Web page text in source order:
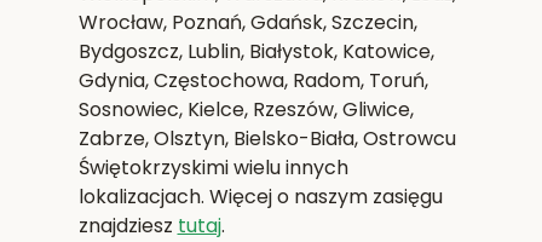
Wrocław, Poznań, Gdańsk, Szczecin,
Bydgoszcz, Lublin, Białystok, Katowice,
Gdynia, Częstochowa, Radom, Toruń,
Sosnowiec, Kielce, Rzeszów, Gliwice,
Zabrze, Olsztyn, Bielsko-Biała, Ostrowcu
Świętokrzyskimi wielu innych
lokalizacjach. Więcej o naszym zasięgu
znajdziesz tutaj.